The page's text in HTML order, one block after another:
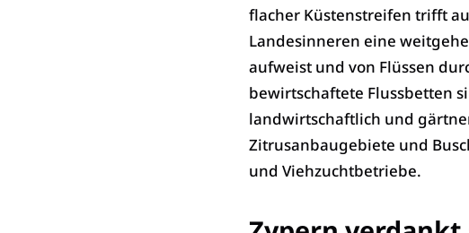
flacher Küstenstreifen trifft
Landesinneren eine
aufweist und von Flüssen
bewirtschaftete Flussbetten
landwirtschaftlich und
Zitrusanbaugebiete und
und Viehzuchtbetriebe.